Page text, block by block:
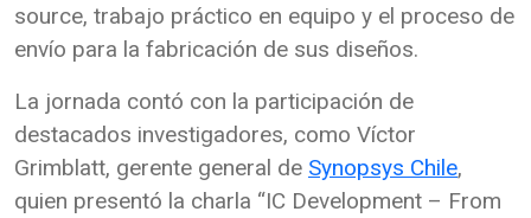
source, trabajo práctico en equipo y el proceso de
envío para la fabricación de sus diseños.
La jornada contó con la participación de
destacados investigadores, como Víctor
Grimblatt, gerente general de Synopsys Chile,
quien presentó la charla “IC Development – From